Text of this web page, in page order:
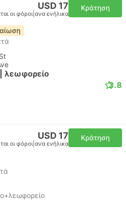
USD 17
οι φόροι ανα ενήλικα
Κράτηση
λεωφορείο
3.8
USD 17
οι φόροι ανα ενήλικα
Κράτηση